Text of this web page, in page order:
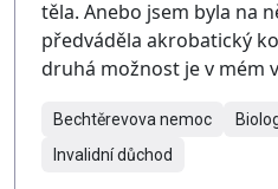
těla. Anebo jsem byla na
předváděla akrobatický
druhá možnost je v mém
Bechtěrevova nemoc
Invalidní důchod